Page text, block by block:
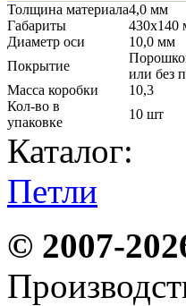
Толщина материала4,0 мм
Габариты
430х140
Диаметр оси
10,0 мм
Покрытие
или без
Масса коробки
10,3
Кол-во в
упаковке
10 шт
Каталог:
Петли
© 2007-